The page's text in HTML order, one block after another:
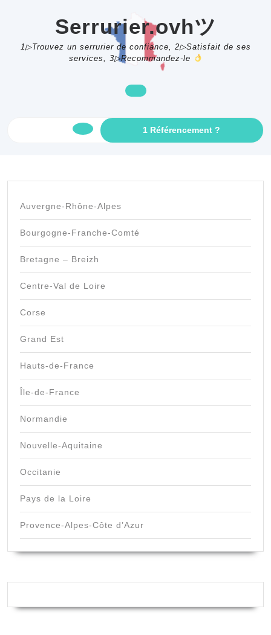
Serrurier.ovhツ
1▷Trouvez un serrurier de confiance, 2▷Satisfait de ses
services, 3▷Recommandez-le
Open
1 Référencement ?
AN
Auvergne-Rhône-Alpes
Bourgogne-Franche-Comté
Bretagne – Breizh
Centre-Val de Loire
Corse
Grand Est
Hauts-de-France
Île-de-France
Normandie
Nouvelle-Aquitaine
Occitanie
Pays de la Loire
Provence-Alpes-Côte d’Azur